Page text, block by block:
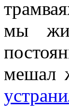
мы
мешал